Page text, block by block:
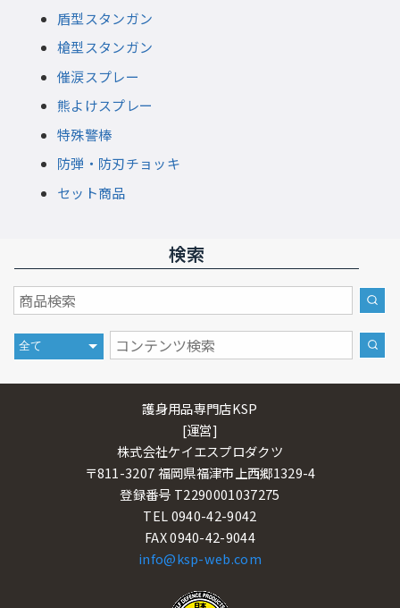
盾型スタンガン
槍型スタンガン
催涙スプレー
熊よけスプレー
特殊警棒
防弾・防刃チョッキ
セット商品
検索
護身用品専門店KSP
[運営]
株式会社ケイエスプロダクツ
〒811-3207 福岡県福津市上西郷1329-4
登録番号 T2290001037275
TEL 0940-42-9042
FAX 0940-42-9044
info@ksp-web.com